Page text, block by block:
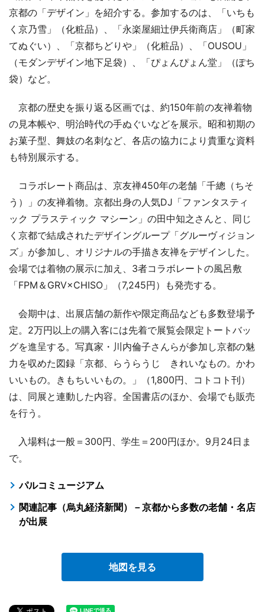
京都の「デザイン」を紹介する。参加するのは、「いちも
く京乃雪」（化粧品）、「永楽屋細辻伊兵衛商店」（町家
てぬぐい）、「京都ちどりや」（化粧品）、「OUSOU」
（モダンデザイン地下足袋）、「ぴょんぴょん堂」（ぽち
袋）など。
京都の歴史を振り返る区画では、約150年前の友禅着物
の見本帳や、明治時代の手ぬぐいなどを展示。昭和初期の
お菓子型、舞妓の名刺など、各店の協力により貴重な資料
も特別展示する。
コラボレート商品は、京友禅450年の老舗「千總（ちそ
う）」の友禅着物。京都出身の人気DJ「ファンタスティ
ック プラスティック マシーン」の田中知之さんと、同じ
く京都で結成されたデザイングループ「グルーヴィジョン
ズ」が参加し、オリジナルの手描き友禅をデザインした。
会場では着物の展示に加え、3者コラボレートの風呂敷
「FPM＆GRV×CHISO」（7,245円）も発売する。
会期中は、出展店舗の新作や限定商品なども多数登場予
定。2万円以上の購入客には先着で展覧会限定トートバッ
グを進呈する。写真家・川内倫子さんらが参加し京都の魅
力を収めた図録「京都、らうらうじ きれいなもの。かわ
いいもの。きもちいいもの。」（1,800円、コトコト刊）
は、同展と連動した内容。全国書店のほか、会場でも販売
を行う。
入場料は一般＝300円、学生＝200円ほか。9月24日ま
で。
パルコミュージアム
関連記事（烏丸経済新聞）－京都から多数の老舗・名店
が出展
地図を見る